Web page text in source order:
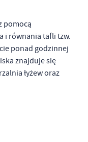
pomocą
i równania tafli tzw.
ponad godzinnej
znajduje się
łyżew oraz